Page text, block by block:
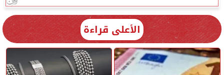
الأعلى قراءة